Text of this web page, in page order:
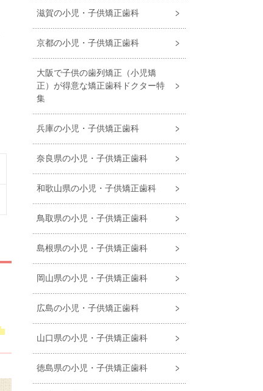
滋賀の小児・子供矯正歯科
京都の小児・子供矯正歯科
大阪で子供の歯列矯正（小児矯
正）が得意な矯正歯科ドクター特
集
兵庫の小児・子供矯正歯科
奈良県の小児・子供矯正歯科
和歌山県の小児・子供矯正歯科
鳥取県の小児・子供矯正歯科
島根県の小児・子供矯正歯科
岡山県の小児・子供矯正歯科
広島の小児・子供矯正歯科
山口県の小児・子供矯正歯科
徳島県の小児・子供矯正歯科